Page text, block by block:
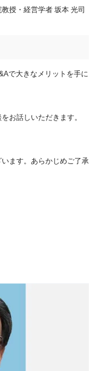
授・経営学者 坂本 光司
で大きなメリットを手に
お話しいただきます。
ます。あらかじめご了承